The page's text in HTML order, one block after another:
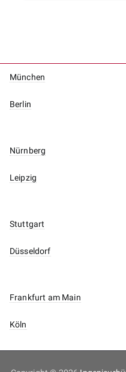
München
Berlin
Nürnberg
Leipzig
Stuttgart
Düsseldorf
Frankfurt am Main
Köln